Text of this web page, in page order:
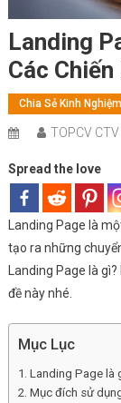
Landing
Các
Chia Sẻ Kinh Nghiệm
TOPCV CTV
Spread the love
Landing Page là
tạo ra những
Landing Page là
đề này nhé.
Mục Lục
Landing Page là
Mục đích sử